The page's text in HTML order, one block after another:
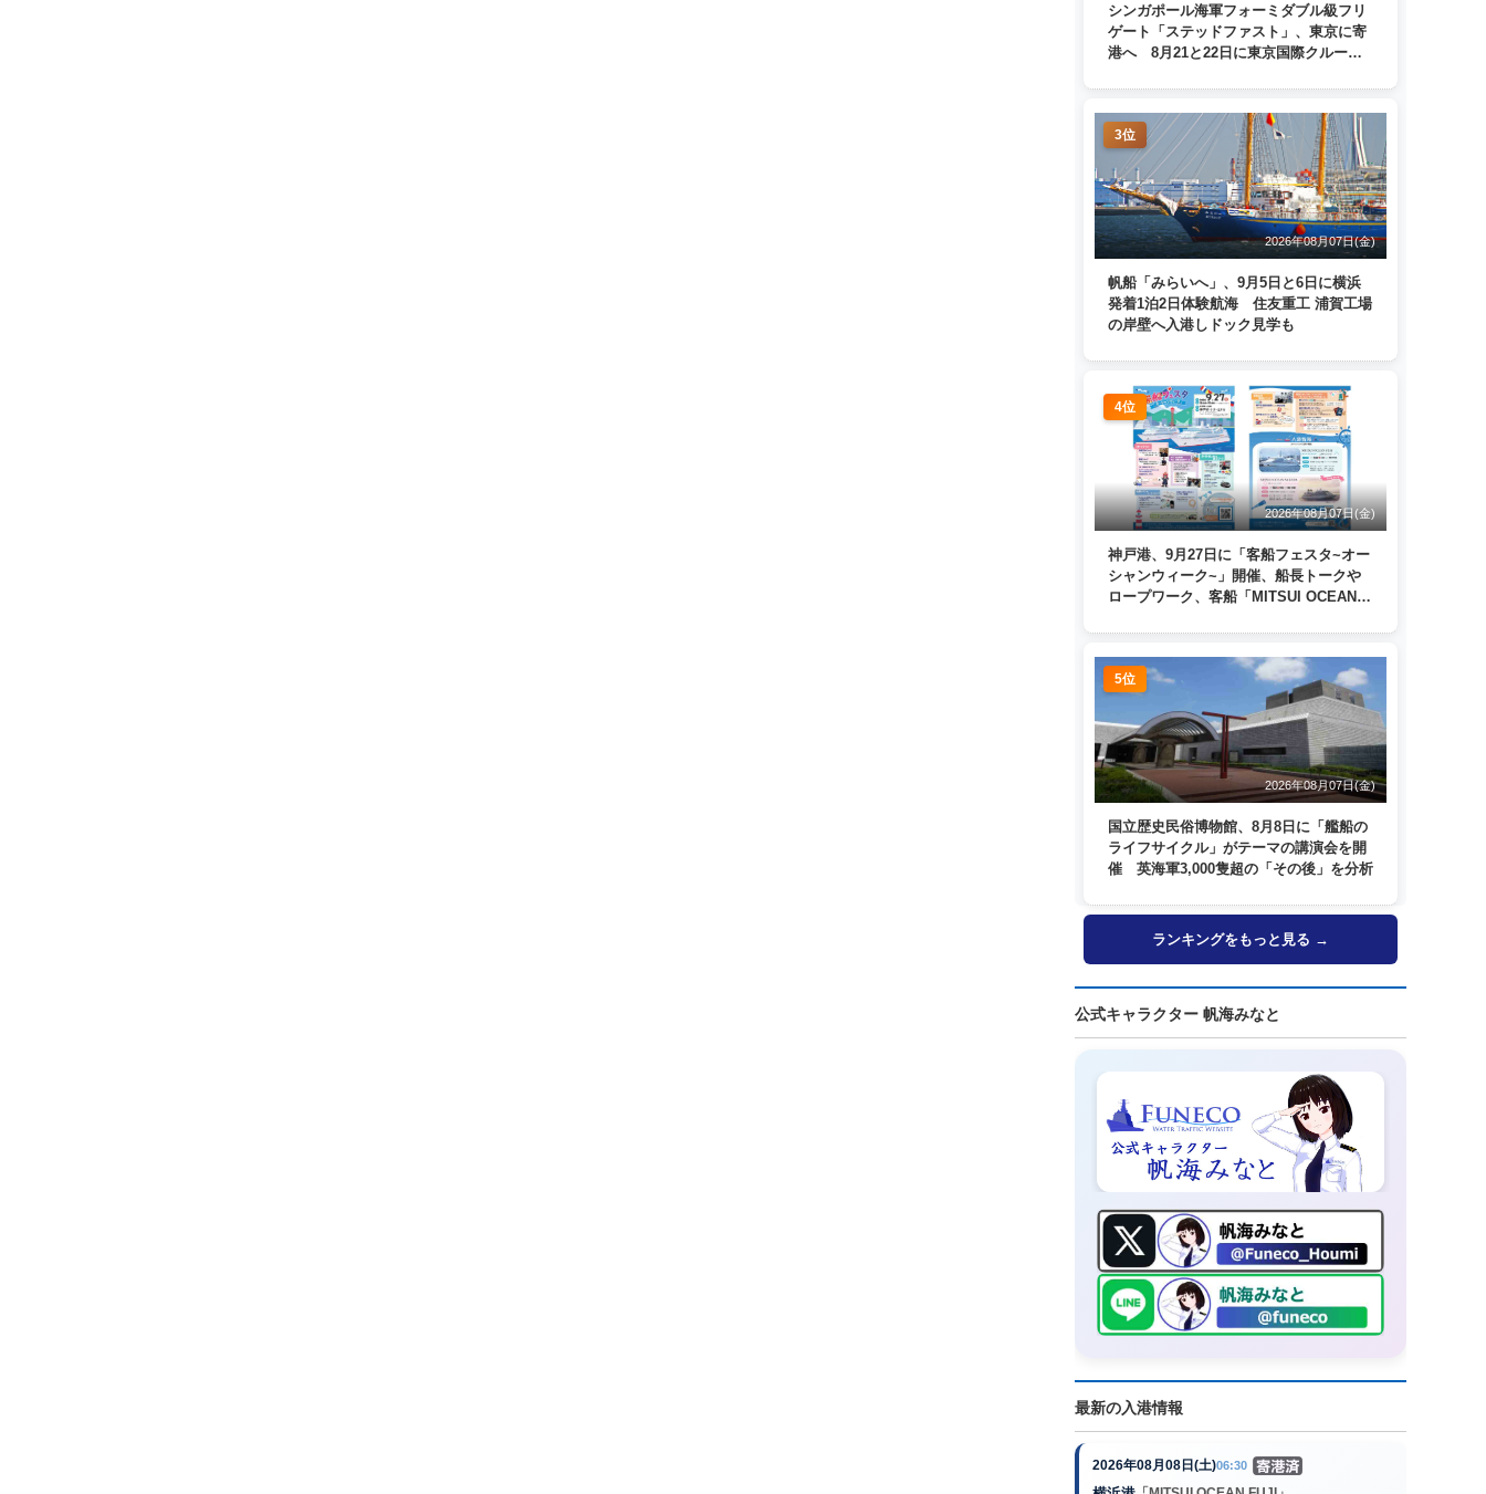
シンガポール海軍フォーミダブル級フリ
ゲート「ステッドファスト」、東京に寄
港へ 8月21と22日に東京国際クルーズ
3位
2026年08月07日(金)
帆船「みらいへ」、9月5日と6日に横浜
発着1泊2日体験航海 住友重工 浦賀工場
の岸壁へ入港しドック見学も
4位
2026年08月07日(金)
神戸港、9月27日に「客船フェスタ~オー
シャンウィーク~」開催、船長トークや
ロープワーク、客船「MITSUI OCEAN
5位
2026年08月07日(金)
国立歴史民俗博物館、8月8日に「艦船の
ライフサイクル」がテーマの講演会を開
催 英海軍3,000隻超の「その後」を分析
ランキングをもっと見る →
公式キャラクター 帆海みなと
最新の入港情報
2026年08月08日(土)06:30